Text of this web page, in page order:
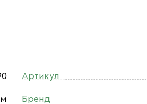
Артикул
Бренд